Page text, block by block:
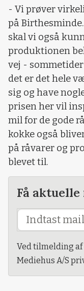
- Vi prøver
på
skal vi også
produktionen
vej -
det er det hele
sig og have
prisen her vil
mil for de gode
kokke også
på råvarer og
blevet til.
Få
Ved tilmelding
Mediehus A/S